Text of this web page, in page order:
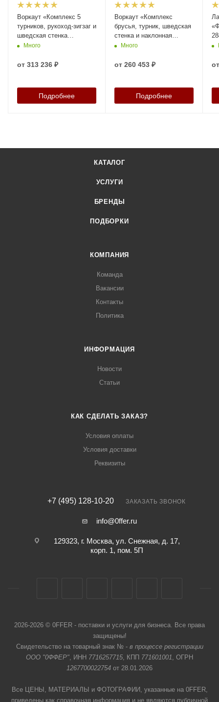
Воркаут «Комплекс 5
турников, рукоход-зигзаг и
шведская стенка
Адреналин», артикул
Много
от 313 236 ₽
Подробнее
Воркаут «Комплекс
брусья, турник, шведская
стенка и наклонная
скамья для пресса
40136
Много
от 260 453 ₽
Подробнее
КАТАЛОГ
УСЛУГИ
БРЕНДЫ
ПОДБОРКИ
КОМПАНИЯ
Команда
Вакансии
Контакты
Политика
ИНФОРМАЦИЯ
Новости
Статьи
КАК СДЕЛАТЬ ЗАКАЗ?
Условия оплаты
Условия доставки
Реквизиты
+7 (495) 128-10-20 ЗАКАЗАТЬ ЗВОНОК
info@0ffer.ru
129323, г. Москва, ул. Снежная, д. 17,
корп. 1, пом. 5П
2026-2026 © 0FFER - поставки и услуги для бизнеса. Все права
защищены!
Свидетельство на товарный знак № - в процессе регистрации
ООО "0ФФЕР", ИНН 7716257715, КПП 771601001, ОГРН
1267700022754 от 28.01.2026
Все ЦЕНЫ, МАТЕРИАЛЫ и ФОТОГРАФИИ, указанные на 0FFER,
приведены как справочная информация и не являются публичной